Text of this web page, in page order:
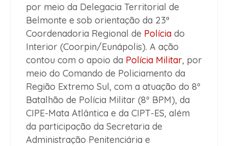
por meio da Delegacia Territorial de
Belmonte e sob orientação da 23ª
Coordenadoria Regional de Polícia do
Interior (Coorpin/Eunápolis). A ação
contou com o apoio da Polícia Militar, por
meio do Comando de Policiamento da
Região Extremo Sul, com a atuação do 8º
Batalhão de Polícia Militar (8º BPM), da
CIPE-Mata Atlântica e da CIPT-ES, além
da participação da Secretaria de
Administração Penitenciária e